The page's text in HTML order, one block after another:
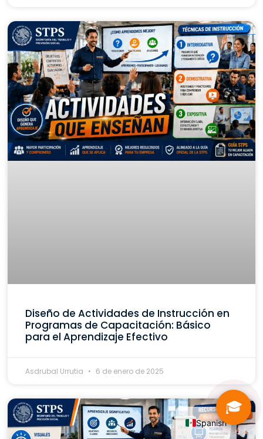
Diseño de Actividades de Instrucción en
Programas de Capacitación: Básico
para el Aprendizaje Efectivo
Asdrubal Urrutia 6 de enero de 2025
🎓
Spanish